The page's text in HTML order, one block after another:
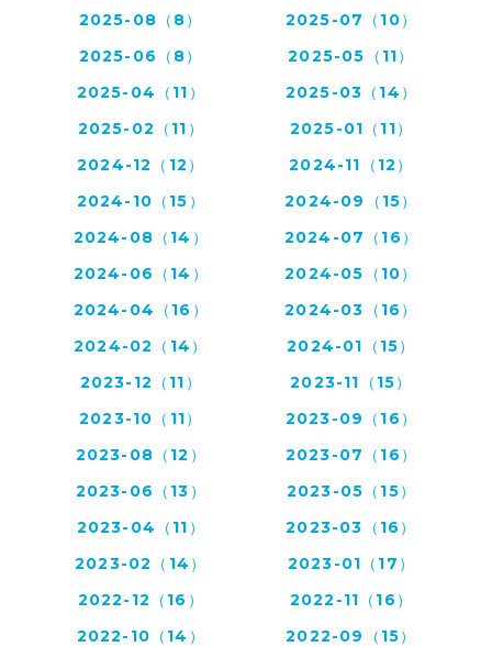
2025-08（8）
2025-07（10）
2025-06（8）
2025-05（11）
2025-04（11）
2025-03（14）
2025-02（11）
2025-01（11）
2024-12（12）
2024-11（12）
2024-10（15）
2024-09（15）
2024-08（14）
2024-07（16）
2024-06（14）
2024-05（10）
2024-04（16）
2024-03（16）
2024-02（14）
2024-01（15）
2023-12（11）
2023-11（15）
2023-10（11）
2023-09（16）
2023-08（12）
2023-07（16）
2023-06（13）
2023-05（15）
2023-04（11）
2023-03（16）
2023-02（14）
2023-01（17）
2022-12（16）
2022-11（16）
2022-10（14）
2022-09（15）